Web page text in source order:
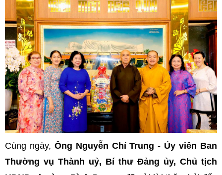
Cùng ngày, Ông Nguyễn Chí Trung - Ủy viên Ban
Thường vụ Thành uỷ, Bí thư Đảng ủy, Chủ tịch